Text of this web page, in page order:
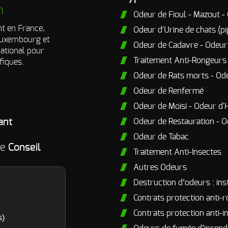
en France,
et
pour
Conseil
Odeur de Fioul - Mazout
Odeur d'Urine de chats
Odeur de Cadavre -
Traitement Anti-Rongeurs
Odeur de Rats morts -
Odeur de Renfermé
Odeur de Moisi - Odeur
Odeur de Restauration -
Odeur de Tabac
Traitement Anti-Insectes
Autres Odeurs
Destruction d’odeurs :
Contrats protection anti-
Contrats protection anti-